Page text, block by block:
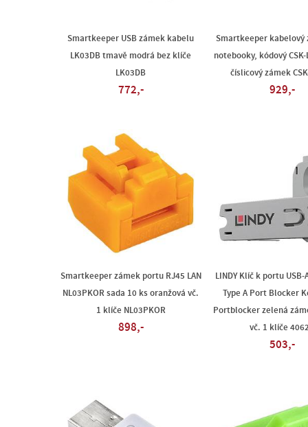
Smartkeeper USB zámek kabelu
LK03DB tmavě modrá bez klíče
LK03DB
772,-
Smartkeeper kabelový
notebooky, kódový CSK-
číslicový zámek
929,-
Smartkeeper zámek portu RJ45 LAN
NL03PKOR sada 10 ks oranžová vč.
1 klíče NL03PKOR
898,-
LINDY Klíč k portu USB-
Type A Port Blocker
Portblocker zelená
vč. 1 klíče
503,-